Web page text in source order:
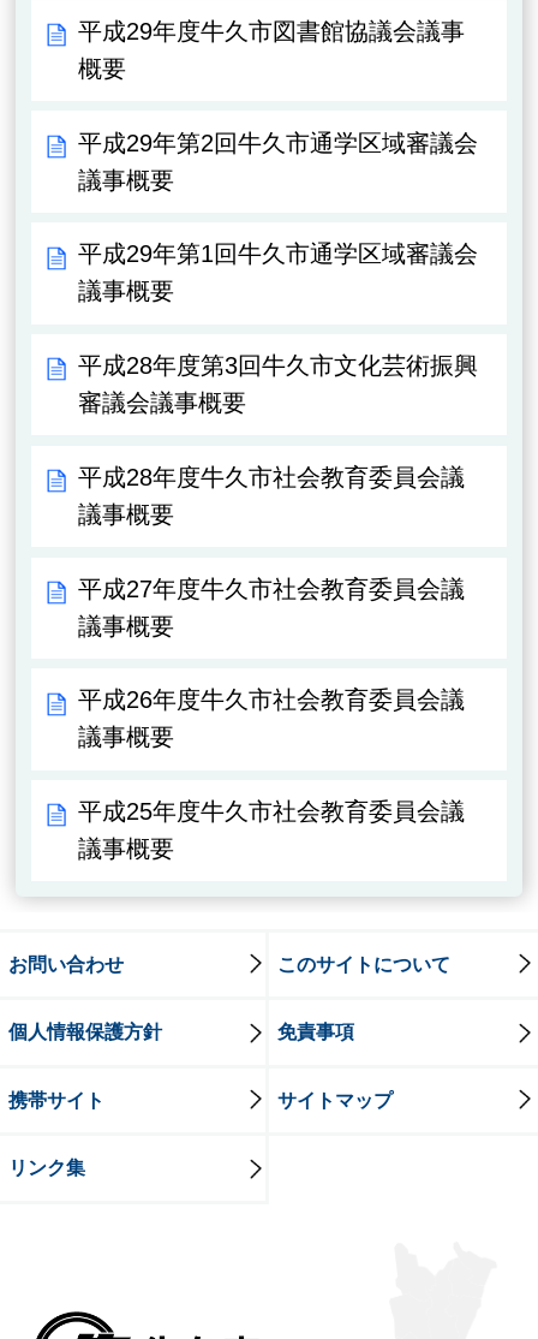
平成29年度牛久市図書館協議会議事
概要
平成29年第2回牛久市通学区域審議会
議事概要
平成29年第1回牛久市通学区域審議会
議事概要
平成28年度第3回牛久市文化芸術振興
審議会議事概要
平成28年度牛久市社会教育委員会議
議事概要
平成27年度牛久市社会教育委員会議
議事概要
平成26年度牛久市社会教育委員会議
議事概要
平成25年度牛久市社会教育委員会議
議事概要
お問い合わせ このサイトについて
個人情報保護方針 免責事項
携帯サイト サイトマップ
リンク集